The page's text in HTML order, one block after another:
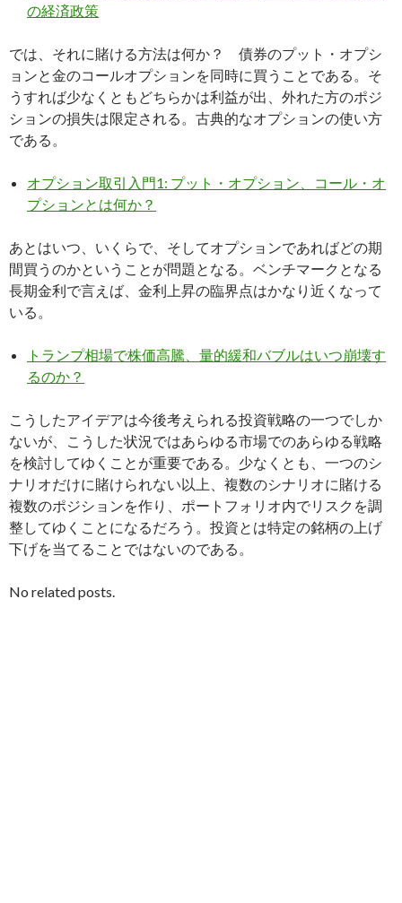
の経済政策
では、それに賭ける方法は何か？ 債券のプット・オプシ
ョンと金のコールオプションを同時に買うことである。そ
うすれば少なくともどちらかは利益が出、外れた方のポジ
ションの損失は限定される。古典的なオプションの使い方
である。
オプション取引入門1: プット・オプション、コール・オ
プションとは何か？
あとはいつ、いくらで、そしてオプションであればどの期
間買うのかということが問題となる。ベンチマークとなる
長期金利で言えば、金利上昇の臨界点はかなり近くなって
いる。
トランプ相場で株価高騰、量的緩和バブルはいつ崩壊す
るのか？
こうしたアイデアは今後考えられる投資戦略の一つでしか
ないが、こうした状況ではあらゆる市場でのあらゆる戦略
を検討してゆくことが重要である。少なくとも、一つのシ
ナリオだけに賭けられない以上、複数のシナリオに賭ける
複数のポジションを作り、ポートフォリオ内でリスクを調
整してゆくことになるだろう。投資とは特定の銘柄の上げ
下げを当てることではないのである。
No related posts.